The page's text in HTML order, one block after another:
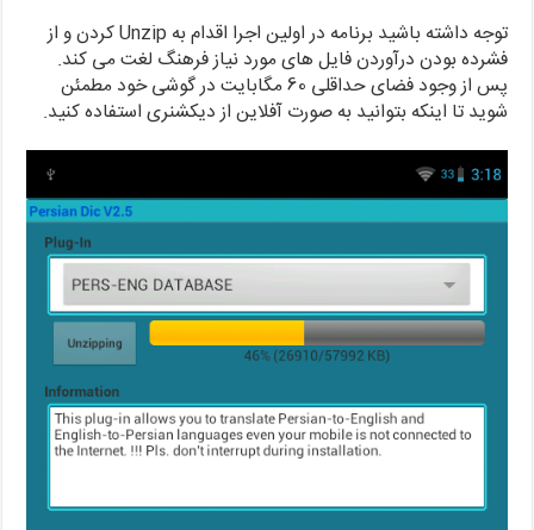
توجه داشته باشید برنامه در اولین اجرا اقدام به Unzip کردن و از
فشرده بودن درآوردن فایل های مورد نیاز فرهنگ لغت می کند.
پس از وجود فضای حداقلی 60 مگابایت در گوشی خود مطمئن
شوید تا اینکه بتوانید به صورت آفلاین از دیکشنری استفاده کنید.